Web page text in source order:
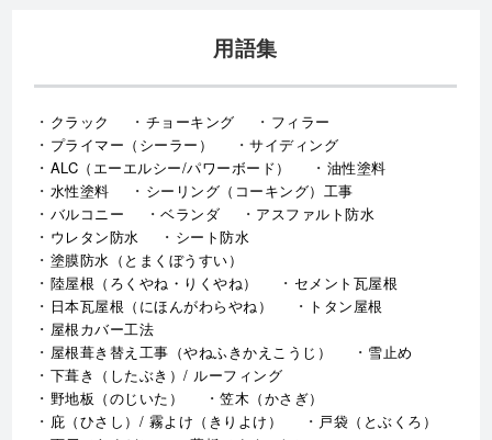
用語集
クラック チョーキング
フィラー
プライマー（シーラー）
サイディング
ALC（エーエルシー/パワーボード）
油性塗料
水性塗料
シーリング（コーキング）工事
バルコニー
ベランダ
アスファルト防水
ウレタン防水
シート防水
塗膜防水（とまくぼうすい）
陸屋根（ろくやね・りくやね）
セメント瓦屋根
日本瓦屋根（にほんがわらやね）
トタン屋根
屋根カバー工法
屋根葺き替え工事（やねふきかえこうじ）
雪止め
下葺き（したぶき）/ ルーフィング
野地板（のじいた）
笠木（かさぎ）
庇（ひさし）/ 霧よけ（きりよけ）
戸袋（とぶくろ）